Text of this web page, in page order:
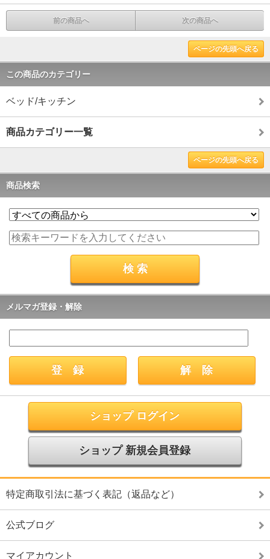
前の商品へ 次の商品へ
ページの先頭へ戻る
この商品のカテゴリー
ベッド/キッチン
商品カテゴリー一覧
ページの先頭へ戻る
商品検索
メルマガ登録・解除
ショップ ログイン
ショップ 新規会員登録
特定商取引法に基づく表記（返品など）
公式ブログ
マイアカウント